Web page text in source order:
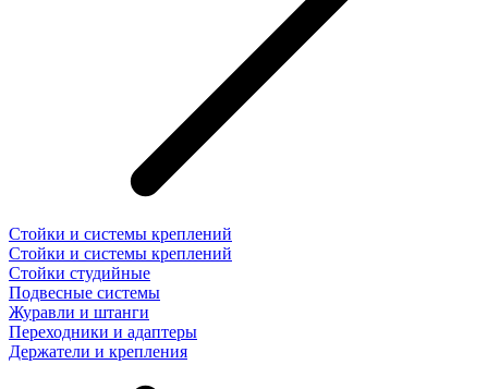
Стойки и системы креплений
Стойки и системы креплений
Стойки студийные
Подвесные системы
Журавли и штанги
Переходники и адаптеры
Держатели и крепления